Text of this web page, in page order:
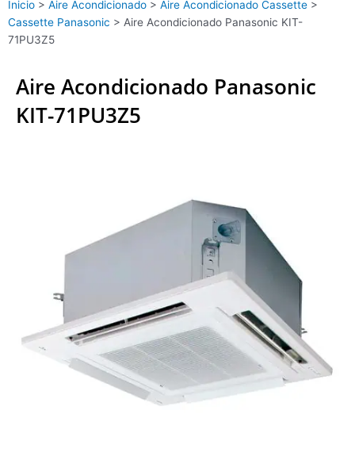
Inicio > Aire Acondicionado > Aire Acondicionado Cassette >
Cassette Panasonic > Aire Acondicionado Panasonic KIT-
71PU3Z5
Aire Acondicionado Panasonic
KIT-71PU3Z5